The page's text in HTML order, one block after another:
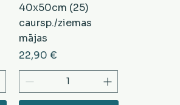
40x50cm (25)
caursp./ziemas
mājas
Cena
22,90 €